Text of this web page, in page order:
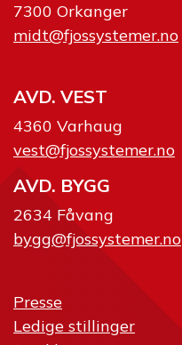
7300 Orkanger
midt@fjossystemer.no
AVD. VEST
4360 Varhaug
vest@fjossystemer.no
AVD. BYGG
2634 Fåvang
bygg@fjossystemer.no
Presse
Ledige stillinger